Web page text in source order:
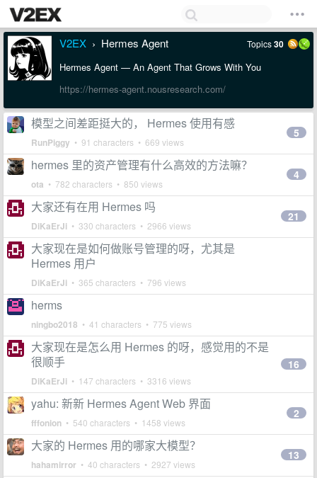
V2EX › Hermes Agent Topics30
Hermes Agent — An Agent That Grows With You
https://hermes-agent.nousresearch.com/
模型之间差距挺大的， Hermes 使用有感
RunPiggy • 91 characters • 669 views
5
hermes 里的资产管理有什么高效的方法嘛？
ota • 782 characters • 850 views
4
大家还有在用 Hermes 吗
DiKaErJi • 330 characters • 2966 views
21
大家现在是如何做账号管理的呀，尤其是
Hermes 用户
DiKaErJi • 365 characters • 796 views
herms
ningbo2018 • 41 characters • 775 views
大家现在是怎么用 Hermes 的呀，感觉用的不是
很顺手
DiKaErJi • 147 characters • 3316 views
16
yahu: 新新 Hermes Agent Web 界面
fffonion • 540 characters • 1458 views
2
大家的 Hermes 用的哪家大模型？
hahamirror • 40 characters • 2927 views
13